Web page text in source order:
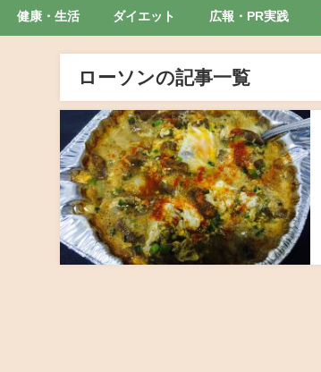
健康・生活 ダイエット 広報・PR実践
ローソンの記事一覧